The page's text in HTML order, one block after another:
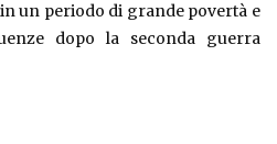
un periodo di grande povertà e
dopo la seconda guerra